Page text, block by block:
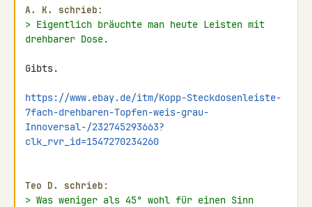
A. K. schrieb:
> Eigentlich bräuchte man heute Leisten mit
drehbarer Dose.
Gibts.
https://www.ebay.de/itm/Kopp-Steckdosenleiste-
7fach-drehbaren-Topfen-weis-grau-
Innoversal-/232745293663?
clk_rvr_id=1547270234260
Teo D. schrieb:
> Was weniger als 45° wohl für einen Sinn